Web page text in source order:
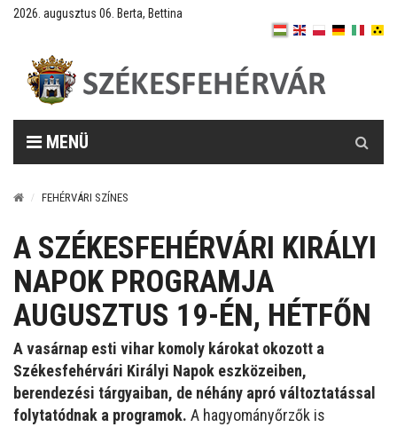
2026. augusztus 06. Berta, Bettina
MENÜ
FEHÉRVÁRI SZÍNES
A SZÉKESFEHÉRVÁRI KIRÁLYI
NAPOK PROGRAMJA
AUGUSZTUS 19-ÉN, HÉTFŐN
A vasárnap esti vihar komoly károkat okozott a
Székesfehérvári Királyi Napok eszközeiben,
berendezési tárgyaiban, de néhány apró változtatással
folytatódnak a programok. A hagyományőrzők is